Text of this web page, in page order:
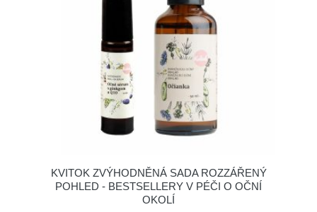
KVITOK ZVÝHODNĚNÁ SADA ROZZÁŘENÝ
POHLED - BESTSELLERY V PÉČI O OČNÍ
OKOLÍ